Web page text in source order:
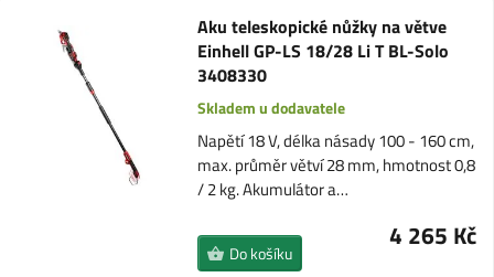
Aku teleskopické nůžky na větve
Einhell GP-LS 18/28 Li T BL-Solo
3408330
Skladem u dodavatele
Napětí 18 V, délka násady 100 - 160 cm,
max. průměr větví 28 mm, hmotnost 0,8
/ 2 kg. Akumulátor a…
4 265 Kč
Do košíku